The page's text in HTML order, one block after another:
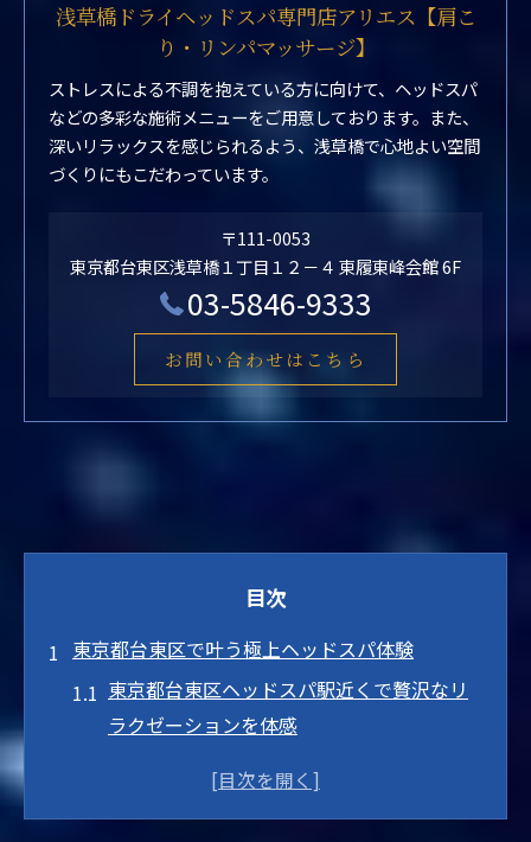
浅草橋ドライヘッドスパ専門店アリエス【肩こ
り・リンパマッサージ】
ストレスによる不調を抱えている方に向けて、ヘッドスパ
などの多彩な施術メニューをご用意しております。また、
深いリラックスを感じられるよう、浅草橋で心地よい空間
づくりにもこだわっています。
〒111-0053
東京都台東区浅草橋１丁目１２－４ 東履東峰会館 6F
03-5846-9333
お問い合わせはこちら
目次
東京都台東区で叶う極上ヘッドスパ体験
東京都台東区ヘッドスパ駅近くで贅沢なリ
ラクゼーションを体感
駅近くの東京都台東区ヘッドスパで感じる
癒しの新定番